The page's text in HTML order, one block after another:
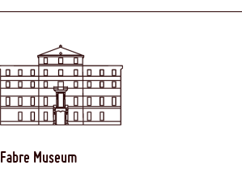
Fabre Museum